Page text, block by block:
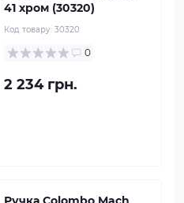
41 хром (30320)
Код товару: 30320
0
2 234 грн.